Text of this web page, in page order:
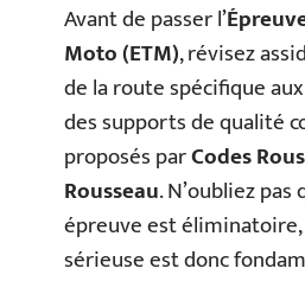
Avant de passer l’
Moto (ETM), révisez
de la route spécifique
des supports de qualité
proposés parCodes
Rousseau. N’oubliez
épreuve est
sérieuse est donc